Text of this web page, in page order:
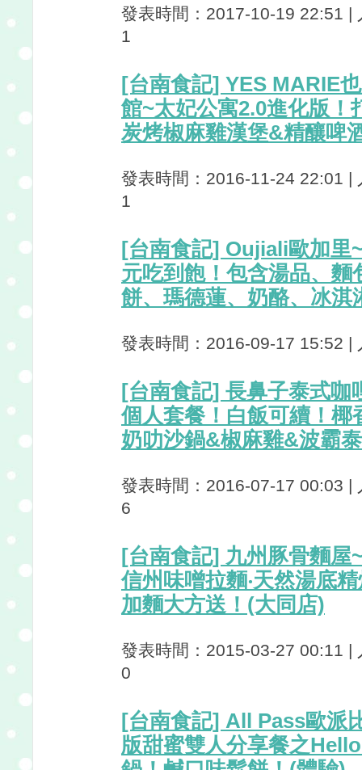
發表時間：2017-10-19 22:51 |
1
[台南食記] YES MARIE
館~太妃公寓2.0進化版！
炭烤椒麻雞漢堡&精釀啤
發表時間：2016-11-24 22:01 |
1
[台南食記] Oujiali歐加里
元吃到飽！包含湯品、麵
餅、瑪德蓮、奶酪、冰淇
發表時間：2016-09-17 15:52 |
[台南食記] 長鼻子泰式咖
個人套餐！白飯可續！椰
奶叻沙鍋&椒麻雞&波霸
發表時間：2016-07-17 00:03 |
6
[台南食記] 九州豚骨麵屋
信州味噌拉麵‧天然湯底
加麵大方送！(大同店)
發表時間：2015-03-27 00:11 |
0
[台南食記] All Pass歐派
版甜蜜雙人分享餐之